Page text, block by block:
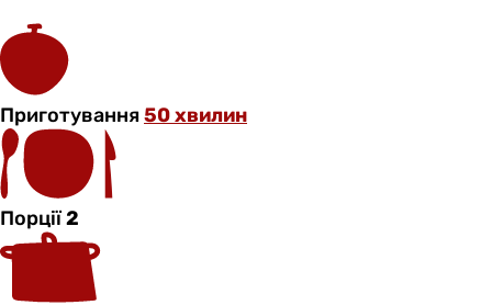
Приготування50 хвилин
Порції2